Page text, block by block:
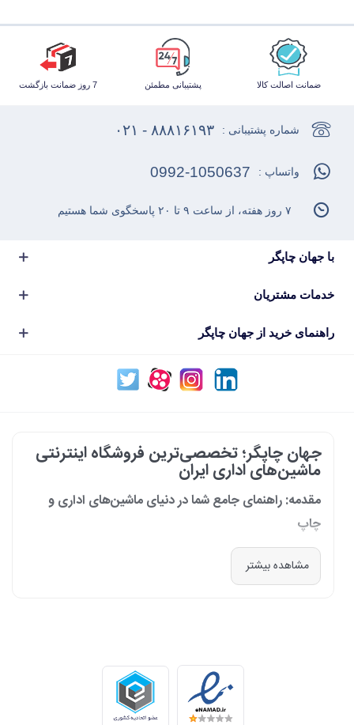
ضمانت اصالت کالا پشتیبانی مطمئن 7 روز ضمانت بازگشت
با جهان چاپگر
خدمات مشتریان
راهنمای خرید از جهان چاپگر
شماره پشتیبانی : ۸۸۸۱۶۱۹۳ - ۰۲۱
واتساپ : 0992-1050637
۷ روز هفته، از ساعت ۹ تا ۲۰ پاسخگوی شما هستیم
جهان چاپگر؛ تخصصی‌ترین فروشگاه اینترنتی
ماشین‌های اداری ایران
مقدمه: راهنمای جامع شما در دنیای ماشین‌های اداری و
چاپ
در دنیای پرشتاب امروز که کسب‌وکارها و سازمان‌ها برای افزایش بهره‌وری خود به
فناوری‌های نوین وابسته‌اند، دسترسی به ابزارهای کارآمد و قابل اعتماد یک
ما، ارائه راهکارهای جامع، از مشاوره پیش از خرید تا پشتیبانی پس از فروش،
برای سازمان‌ها، شرکت‌ها و کاربران خانگی است.
طیف کاملی از محصولات برای هر نیازی
مشاهده بیشتر